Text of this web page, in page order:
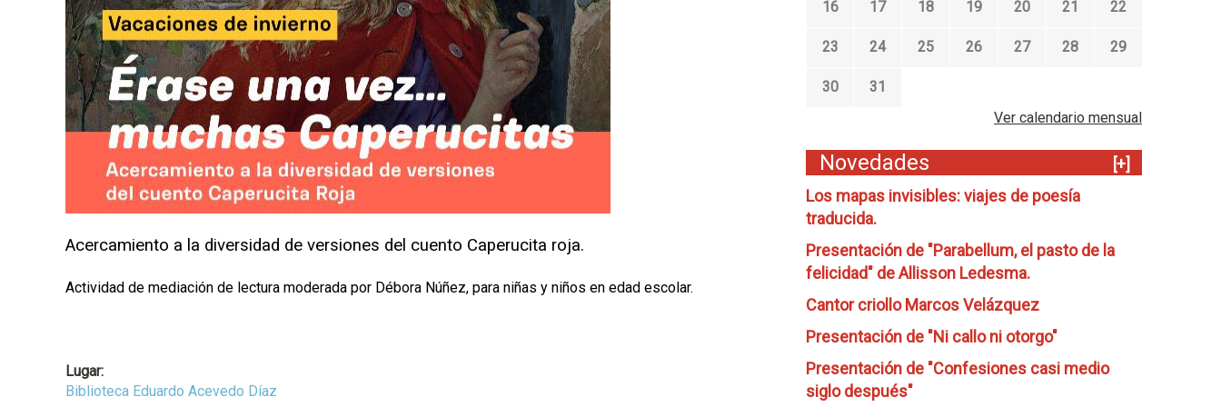
Acercamiento a la diversidad de versiones del cuento Caperucita roja.
Actividad de mediación de lectura moderada por Débora Núñez, para niñas y niños en edad escolar.
Lugar:
Biblioteca Eduardo Acevedo Díaz
16 17 18 19 20 21 22
23 24 25 26 27 28 29
30
31
Ver calendario mensual
Novedades
[+]
Los mapas invisibles: viajes de poesía
traducida.
Presentación de "Parabellum, el pasto de la
felicidad" de Allisson Ledesma.
Cantor criollo Marcos Velázquez
Presentación de "Ni callo ni otorgo"
Presentación de "Confesiones casi medio
siglo después"
l